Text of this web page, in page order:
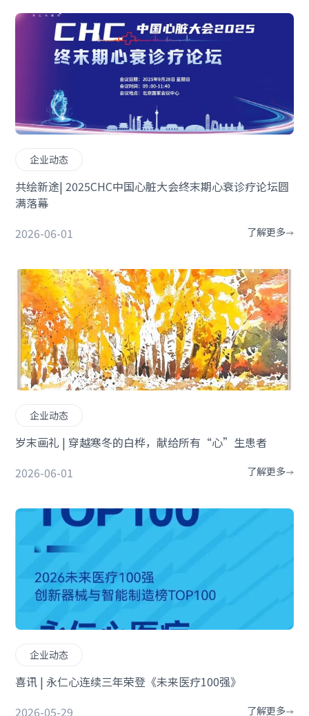
企业动态
共绘新途| 2025CHC中国心脏大会终末期心衰诊疗论坛圆
满落幕
2026-06-01
了解更多
企业动态
岁末画礼 | 穿越寒冬的白桦，献给所有“心”生患者
2026-06-01
了解更多
企业动态
喜讯 | 永仁心连续三年荣登《未来医疗100强》
2026-05-29
了解更多